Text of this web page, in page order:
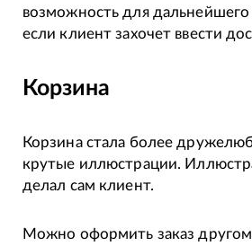
возможность для
если клиент захочет ввести
Корзина
Корзина стала более
крутые иллюстрации.
делал сам клиент.
Можно оформить заказ